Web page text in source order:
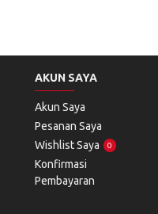
AKUN SAYA
Akun Saya
Pesanan Saya
Wishlist Saya
0
Konfirmasi
Pembayaran